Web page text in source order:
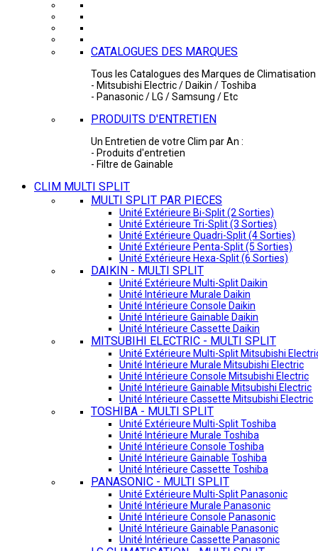
CATALOGUES DES MARQUES
Tous les Catalogues des Marques de Climatisation
- Mitsubishi Electric / Daikin / Toshiba
- Panasonic / LG / Samsung / Etc
PRODUITS D'ENTRETIEN
Un Entretien de votre Clim par An :
- Produits d'entretien
- Filtre de Gainable
CLIM MULTI SPLIT
MULTI SPLIT PAR PIECES
Unité Extérieure Bi-Split (2 Sorties)
Unité Extérieure Tri-Split (3 Sorties)
Unité Extérieure Quadri-Split (4 Sorties)
Unité Extérieure Penta-Split (5 Sorties)
Unité Extérieure Hexa-Split (6 Sorties)
DAIKIN - MULTI SPLIT
Unité Extérieure Multi-Split Daikin
Unité Intérieure Murale Daikin
Unité Intérieure Console Daikin
Unité Intérieure Gainable Daikin
Unité Intérieure Cassette Daikin
MITSUBIHI ELECTRIC - MULTI SPLIT
Unité Extérieure Multi-Split Mitsubishi
Unité Intérieure Murale Mitsubishi Electric
Unité Intérieure Console Mitsubishi Electric
Unité Intérieure Gainable Mitsubishi Electric
Unité Intérieure Cassette Mitsubishi Electric
TOSHIBA - MULTI SPLIT
Unité Extérieure Multi-Split Toshiba
Unité Intérieure Murale Toshiba
Unité Intérieure Console Toshiba
Unité Intérieure Gainable Toshiba
Unité Intérieure Cassette Toshiba
PANASONIC - MULTI SPLIT
Unité Extérieure Multi-Split Panasonic
Unité Intérieure Murale Panasonic
Unité Intérieure Console Panasonic
Unité Intérieure Gainable Panasonic
Unité Intérieure Cassette Panasonic